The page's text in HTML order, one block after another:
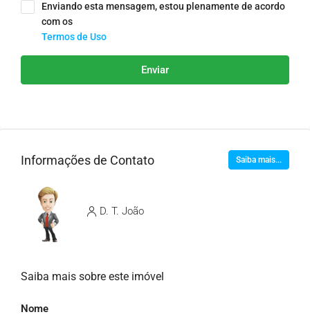
Enviando esta mensagem, estou plenamente de acordo
com os
Termos de Uso
Enviar
Informações de Contato Saiba mais...
D. T. João
Saiba mais sobre este imóvel
Nome